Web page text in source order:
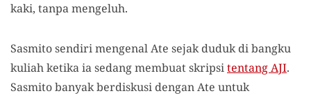
kaki, tanpa mengeluh.
Sasmito sendiri mengenal Ate sejak duduk di bangku
kuliah ketika ia sedang membuat skripsitentang AJI.
Sasmito banyak berdiskusi dengan Ate untuk